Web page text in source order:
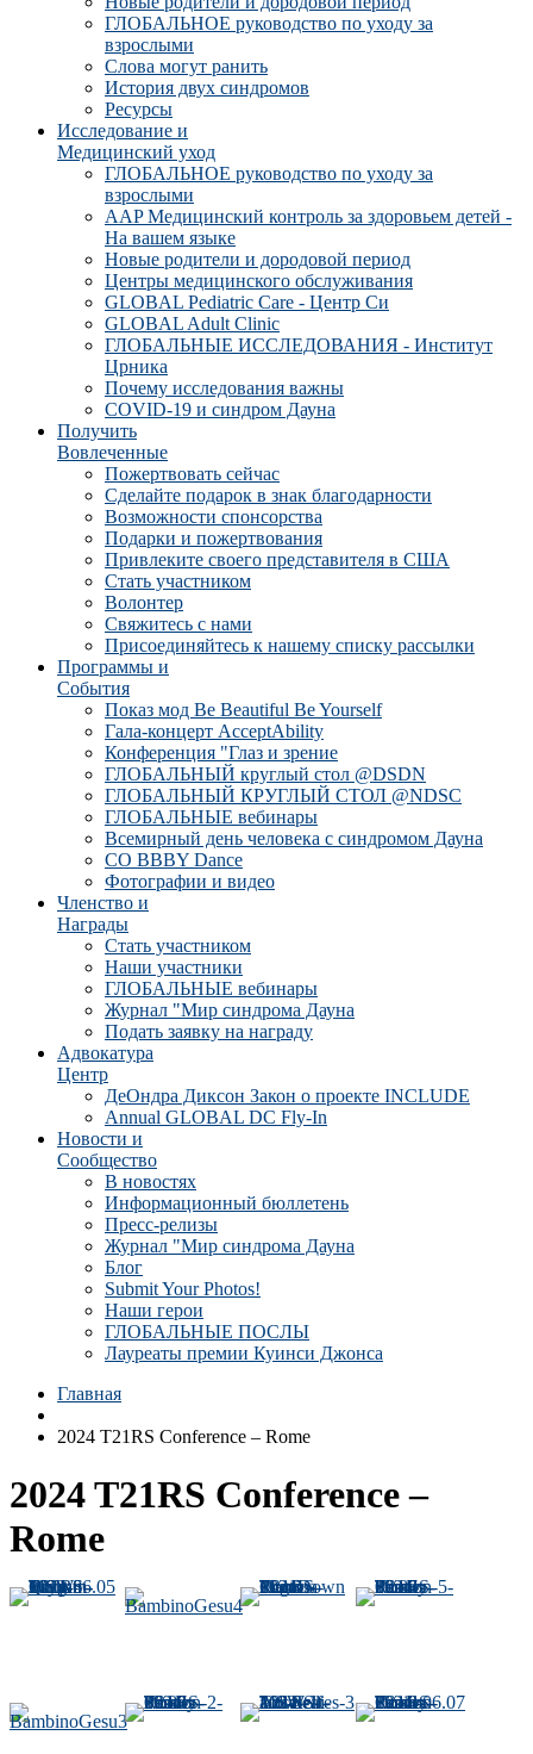
ГЛОБАЛЬНОЕ руководство по уходу за
взрослыми
Слова могут ранить
История двух синдромов
Ресурсы
Исследование и
Медицинский уход
ГЛОБАЛЬНОЕ руководство по уходу за
взрослыми
AAP Медицинский контроль за здоровьем детей -
На вашем языке
Новые родители и дородовой период
Центры медицинского обслуживания
GLOBAL Pediatric Care - Центр Си
GLOBAL Adult Clinic
ГЛОБАЛЬНЫЕ ИССЛЕДОВАНИЯ - Институт
Црника
Почему исследования важны
COVID-19 и синдром Дауна
Получить
Вовлеченные
Пожертвовать сейчас
Сделайте подарок в знак благодарности
Возможности спонсорства
Подарки и пожертвования
Привлеките своего представителя в США
Стать участником
Волонтер
Свяжитесь с нами
Присоединяйтесь к нашему списку рассылки
Программы и
События
Показ мод Be Beautiful Be Yourself
Гала-концерт AcceptAbility
Конференция "Глаз и зрение
ГЛОБАЛЬНЫЙ круглый стол @DSDN
ГЛОБАЛЬНЫЙ КРУГЛЫЙ СТОЛ @NDSC
ГЛОБАЛЬНЫЕ вебинары
Всемирный день человека с синдромом Дауна
CO BBBY Dance
Фотографии и видео
Членство и
Награды
Стать участником
Наши участники
ГЛОБАЛЬНЫЕ вебинары
Журнал "Мир синдрома Дауна
Подать заявку на награду
Адвокатура
Центр
ДеОндра Диксон Закон о проекте INCLUDE
Annual GLOBAL DC Fly-In
Новости и
Сообщество
В новостях
Информационный бюллетень
Пресс-релизы
Журнал "Мир синдрома Дауна
Блог
Submit Your Photos!
Наши герои
ГЛОБАЛЬНЫЕ ПОСЛЫ
Лауреаты премии Куинси Джонса
Главная
2024 T21RS Conference – Rome
2024 T21RS Conference –
Rome